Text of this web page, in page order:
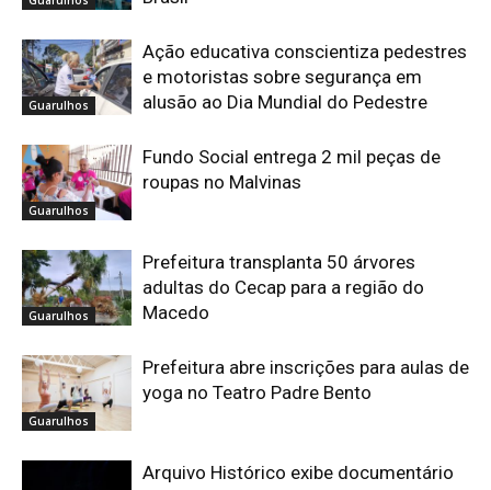
Guarulhos
Ação educativa conscientiza pedestres
e motoristas sobre segurança em
alusão ao Dia Mundial do Pedestre
Guarulhos
Fundo Social entrega 2 mil peças de
roupas no Malvinas
Guarulhos
Prefeitura transplanta 50 árvores
adultas do Cecap para a região do
Macedo
Guarulhos
Prefeitura abre inscrições para aulas de
yoga no Teatro Padre Bento
Arquivo Histórico exibe documentário